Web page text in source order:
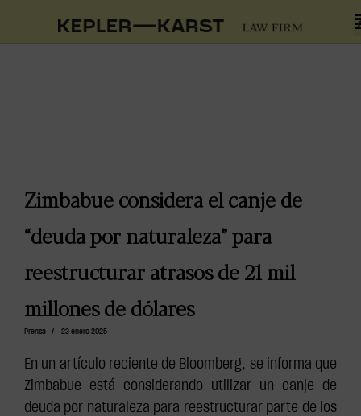
Zimbabue considera el canje de
“deuda por naturaleza” para
reestructurar atrasos de 21 mil
millones de dólares
Prensa / 23 enero 2025
En un artículo reciente de Bloomberg, se informa que
Zimbabue está considerando utilizar un canje de
deuda por naturaleza para reestructurar parte de los